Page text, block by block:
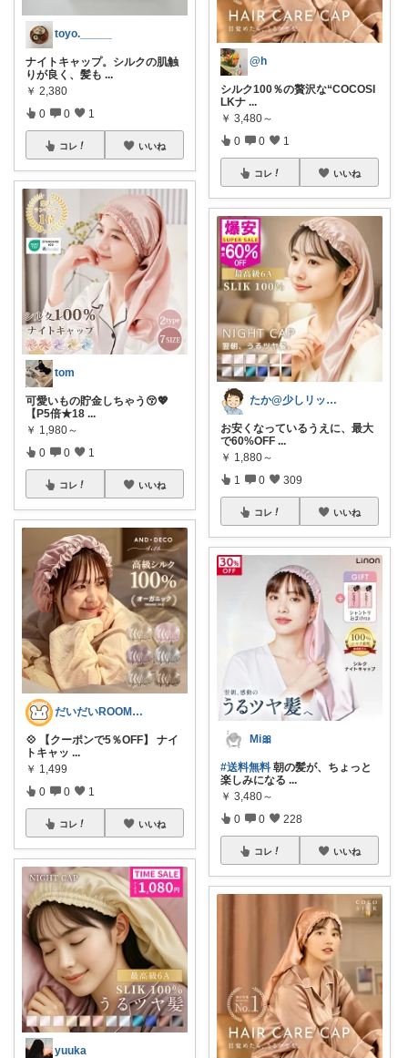
toyo._____
ナイトキャップ。シルクの肌触
りが良く、髪も ...
￥ 2,380
0 0 1
コレ いいね
tom
可愛いもの貯金しちゃう😚💖
【P5倍★18 ...
￥ 1,980～
0 0 1
コレ いいね
だいだいROOM@整う暮らし｜インテリア
💠 【クーポンで5％OFF】 ナイ
トキャッ ...
￥ 1,499
0 0 1
コレ いいね
yuuka
@h
シルク100％の贅沢な“COCOSI
LKナ ...
￥ 3,480～
0 0 1
コレ いいね
たか@少しリッチな生活がしたいパパ
お安くなっているうえに、最大
で60%OFF ...
￥ 1,880～
1 0 309
コレ いいね
Mi🎀
#送料無料 朝の髪が、ちょっと
楽しみになる ...
￥ 3,480～
0 0 228
コレ いいね